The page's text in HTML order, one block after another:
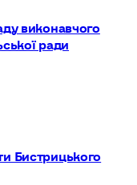
виконавчого
ради
Бистрицького